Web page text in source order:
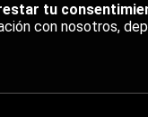
tu
con nosotros,